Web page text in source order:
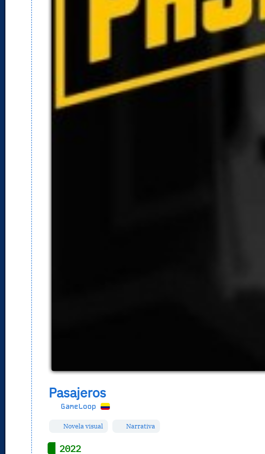
Pasajeros
GameLoop
Novela visual Narrativa
2022